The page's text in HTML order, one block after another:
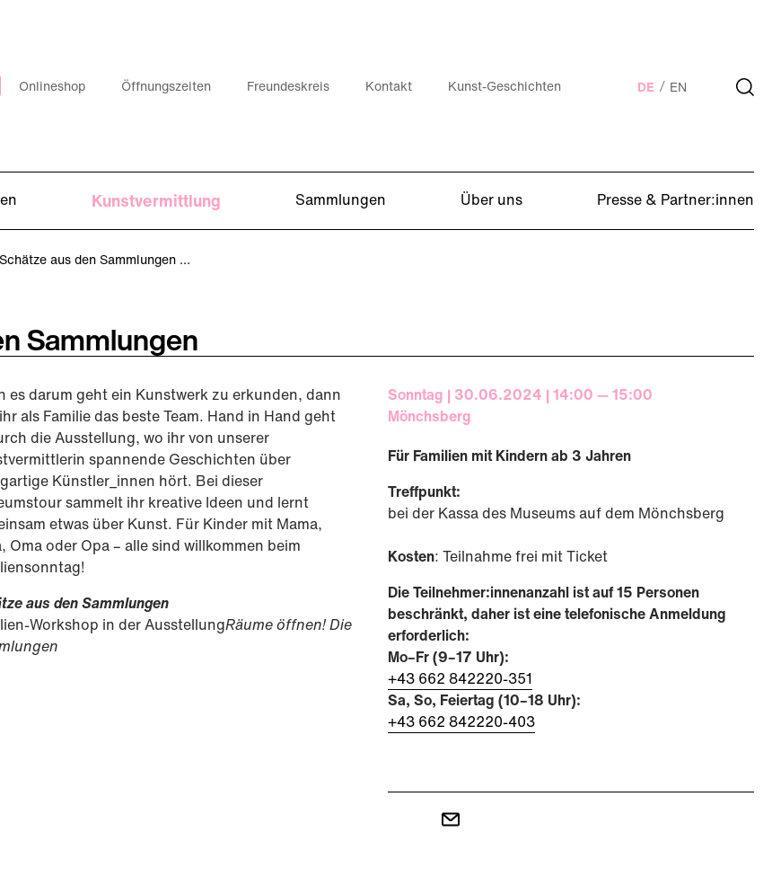
Onlineshop Öffnungszeiten Freundeskreis Kontakt Kunst-Geschichten DE EN
Kunstvermittlung Sammlungen Über uns
Presse & Partner:innen
aus den Sammlungen …
Sammlungen
es darum geht ein Kunstwerk zu erkunden, dann
als Familie das beste Team. Hand in Hand geht
die Ausstellung, wo ihr von unserer
spannende Geschichten über
Künstler_innen hört. Bei dieser
sammelt ihr kreative Ideen und lernt
etwas über Kunst. Für Kinder mit Mama,
Oma oder Opa – alle sind willkommen beim
aus den Sammlungen
Workshop in der AusstellungRäume öffnen! Die
Sonntag | 30.06.2024 | 14:00 — 15:00
Mönchsberg
Für Familien mit Kindern ab 3 Jahren
Treffpunkt:
bei der Kassa des Museums auf dem Mönchsberg
Kosten: Teilnahme frei mit Ticket
Die Teilnehmer:innenanzahl ist auf 15 Personen
beschränkt, daher ist eine telefonische Anmeldung
erforderlich:
Mo–Fr (9–17 Uhr):
+43 662 842220-351
Sa, So, Feiertag (10–18 Uhr):
+43 662 842220-403